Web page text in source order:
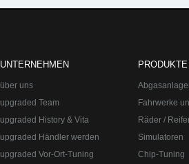
UNTERNEHMEN
über uns
upgraded Team
upgraded History & Vita
upgraded Händler werden
upgraded Vor-Ort-Tuning
PRODUKTE
Fahrwerke
Räder /
Simulatoren
Chip-Tuning